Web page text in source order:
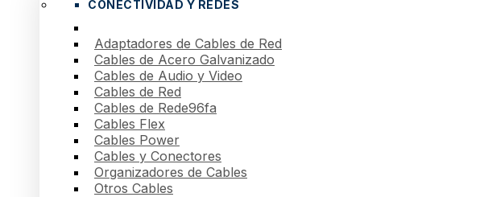
CONECTIVIDAD Y REDES
Adaptadores de Cables de Red
Cables de Acero Galvanizado
Cables de Audio y Video
Cables de Red
Cables de Rede96fa
Cables Flex
Cables Power
Cables y Conectores
Organizadores de Cables
Otros Cables